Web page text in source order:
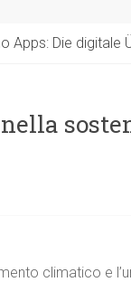
Apps: Die digitale
climatico e